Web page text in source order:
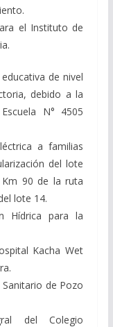
el Instituto de
de nivel
debido a la
N° 4505
a familias
del lote
90 de la ruta
lote 14.
Hídrica para la
Kacha Wet
de Pozo
del Colegio